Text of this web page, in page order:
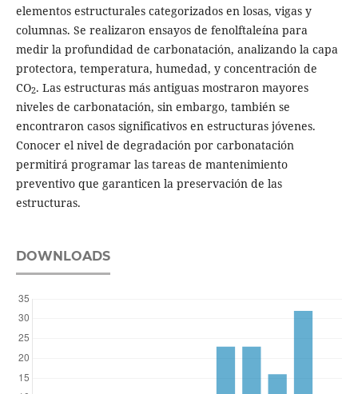
elementos estructurales categorizados en losas, vigas y
columnas. Se realizaron ensayos de fenolftaleína para
medir la profundidad de carbonatación, analizando la capa
protectora, temperatura, humedad, y concentración de
CO2. Las estructuras más antiguas mostraron mayores
niveles de carbonatación, sin embargo, también se
encontraron casos significativos en estructuras jóvenes.
Conocer el nivel de degradación por carbonatación
permitirá programar las tareas de mantenimiento
preventivo que garanticen la preservación de las
estructuras.
DOWNLOADS